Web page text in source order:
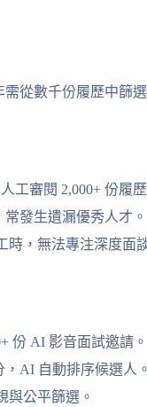
從數千份履歷中篩
工審閱 2,000+ 份履歷
發生遺漏優秀人才。
時，無法專注深度面
份 AI 影音面試邀請。
AI 自動排序候選人。
與公平篩選。